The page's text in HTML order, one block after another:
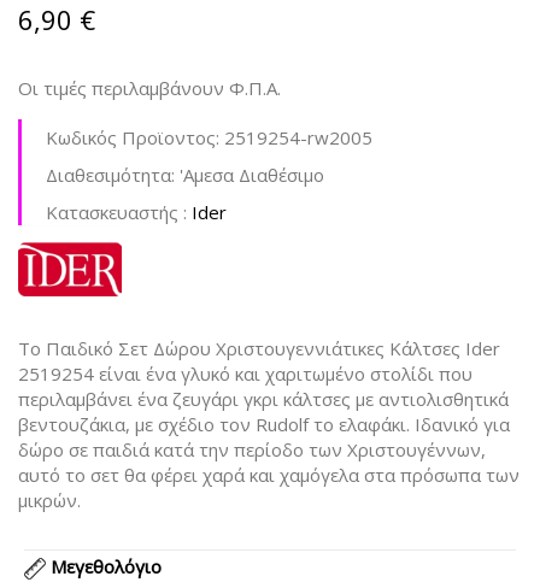
6,90 €
Οι τιμές περιλαμβάνουν Φ.Π.Α.
Κωδικός Προϊοντος: 2519254-rw2005
Διαθεσιμότητα: 'Aμεσα Διαθέσιμο
Kατασκευαστής : Ider
Το Παιδικό Σετ Δώρου Χριστουγεννιάτικες Κάλτσες Ider
2519254 είναι ένα γλυκό και χαριτωμένο στολίδι που
περιλαμβάνει ένα ζευγάρι γκρι κάλτσες με αντιολισθητικά
βεντουζάκια, με σχέδιο τον Rudolf το ελαφάκι. Ιδανικό για
δώρο σε παιδιά κατά την περίοδο των Χριστουγέννων,
αυτό το σετ θα φέρει χαρά και χαμόγελα στα πρόσωπα των
μικρών.
Μεγεθολόγιο